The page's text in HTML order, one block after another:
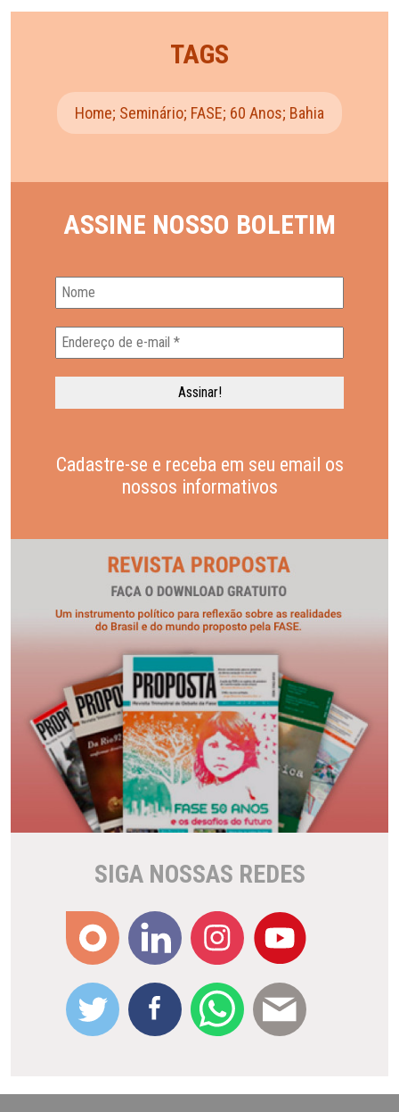
TAGS
Home; Seminário; FASE; 60 Anos; Bahia
ASSINE NOSSO BOLETIM
Cadastre-se e receba em seu email os
nossos informativos
SIGA NOSSAS REDES